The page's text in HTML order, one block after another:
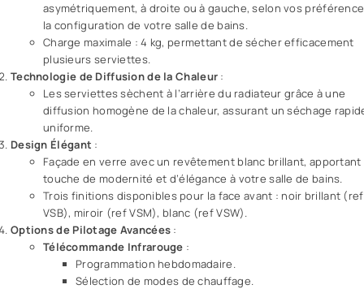
asymétriquement, à droite ou à gauche, selon vos
la configuration de votre salle de bains.
Charge maximale : 4 kg, permettant de sécher efficacement
plusieurs serviettes.
Technologie de Diffusion de la Chaleur :
Les serviettes sèchent à l’arrière du radiateur grâce à une
diffusion homogène de la chaleur, assurant un séchage
uniforme.
Design Élégant :
Façade en verre avec un revêtement blanc brillant, apportant
touche de modernité et d’élégance à votre salle de bains.
Trois finitions disponibles pour la face avant : noir brillant (ref
VSB), miroir (ref VSM), blanc (ref VSW).
Options de Pilotage Avancées :
Télécommande Infrarouge :
Programmation hebdomadaire.
Sélection de modes de chauffage.